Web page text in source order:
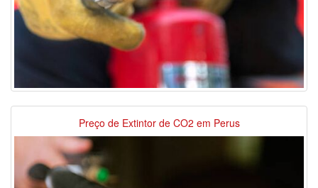
Preço de Extintor de CO2 em Perus